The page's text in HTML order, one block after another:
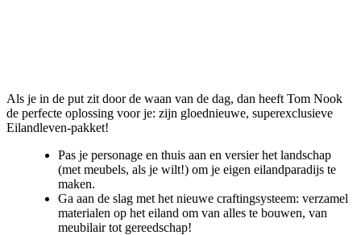
Als je in de put zit door de waan van de dag, dan heeft Tom Nook
de perfecte oplossing voor je: zijn gloednieuwe, superexclusieve
Eilandleven-pakket!
Pas je personage en thuis aan en versier het landschap
(met meubels, als je wilt!) om je eigen eilandparadijs te
maken.
Ga aan de slag met het nieuwe craftingsysteem: verzamel
materialen op het eiland om van alles te bouwen, van
meubilair tot gereedschap!